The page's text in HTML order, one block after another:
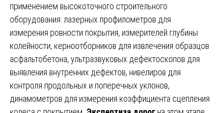
применением высокоточного строительного
оборудования: лазерных профилометров для
измерения ровности покрытия, измерителей глубины
колейности, керноотборников для извлечения образцов
асфальтобетона, ультразвуковых дефектоскопов для
выявления внутренних дефектов, нивелиров для
контроля продольных и поперечных уклонов,
динамометров для измерения коэффициента сцепления